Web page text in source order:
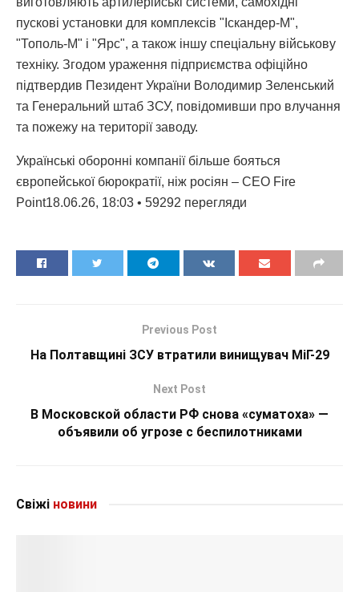
пускові установки для комплексів "Іскандер-М",
"Тополь-М" і "Ярс", а також іншу спеціальну військову
техніку. Згодом ураження підприємства офіційно
підтвердив Пезидент України Володимир Зеленський
та Генеральний штаб ЗСУ, повідомивши про влучання
та пожежу на території заводу.
Українські оборонні компанії більше бояться
європейської бюрократії, ніж росіян – CEO Fire
Point18.06.26, 18:03 • 59292 перегляди
Previous Post
На Полтавщині ЗСУ втратили винищувач МіГ-29
Next Post
В Московской области РФ снова «суматоха» —
объявили об угрозе с беспилотниками
Свіжі новини